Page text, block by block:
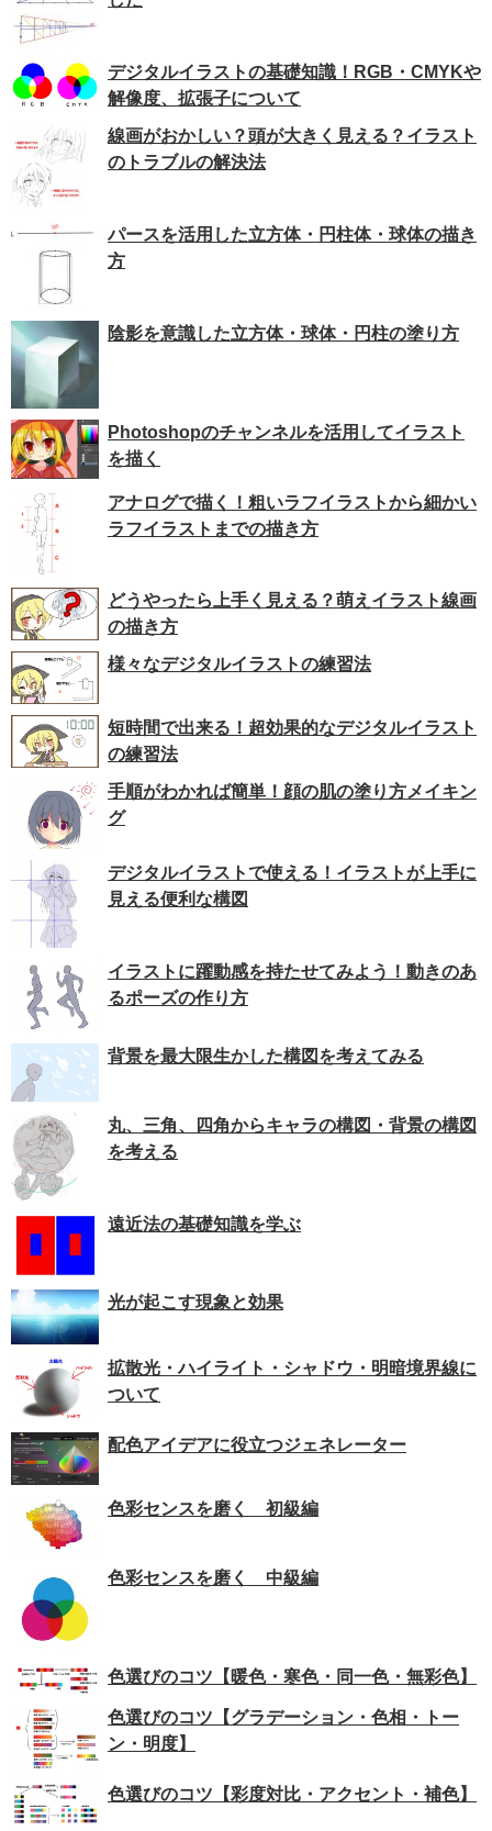
デジタルイラストの基礎知識！RGB・CMYKや
解像度、拡張子について
線画がおかしい？頭が大きく見える？イラスト
のトラブルの解決法
パースを活用した立方体・円柱体・球体の描き
方
陰影を意識した立方体・球体・円柱の塗り方
Photoshopのチャンネルを活用してイラスト
を描く
アナログで描く！粗いラフイラストから細かい
ラフイラストまでの描き方
どうやったら上手く見える？萌えイラスト線画
の描き方
様々なデジタルイラストの練習法
短時間で出来る！超効果的なデジタルイラスト
の練習法
手順がわかれば簡単！顔の肌の塗り方メイキン
グ
デジタルイラストで使える！イラストが上手に
見える便利な構図
イラストに躍動感を持たせてみよう！動きのあ
るポーズの作り方
背景を最大限生かした構図を考えてみる
丸、三角、四角からキャラの構図・背景の構図
を考える
遠近法の基礎知識を学ぶ
光が起こす現象と効果
拡散光・ハイライト・シャドウ・明暗境界線に
ついて
配色アイデアに役立つジェネレーター
色彩センスを磨く 初級編
色彩センスを磨く 中級編
色選びのコツ【暖色・寒色・同一色・無彩色】
色選びのコツ【グラデーション・色相・トー
ン・明度】
色選びのコツ【彩度対比・アクセント・補色】